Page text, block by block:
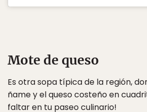
Mote de queso
Es otra sopa típica de la región,
ñame y el queso costeño en
faltar en tu paseo culinario!